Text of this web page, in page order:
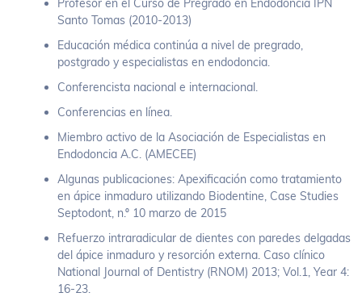
Profesor en el Curso de Pregrado en Endodoncia IPN
Santo Tomas (2010-2013)
Educación médica continúa a nivel de pregrado,
postgrado y especialistas en endodoncia.
Conferencista nacional e internacional.
Conferencias en línea.
Miembro activo de la Asociación de Especialistas en
Endodoncia A.C. (AMECEE)
Algunas publicaciones: Apexificación como tratamiento
en ápice inmaduro utilizando Biodentine, Case Studies
Septodont, n.º 10 marzo de 2015
Refuerzo intraradicular de dientes con paredes delgadas
del ápice inmaduro y resorción externa. Caso clínico
National Journal of Dentistry (RNOM) 2013; Vol.1, Year 4:
16-23.